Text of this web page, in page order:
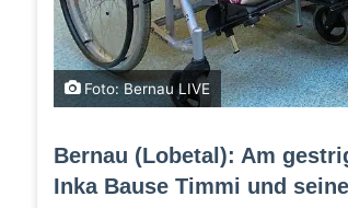
Foto: Bernau LIVE
Bernau (Lobetal): Am
Inka Bause Timmi und